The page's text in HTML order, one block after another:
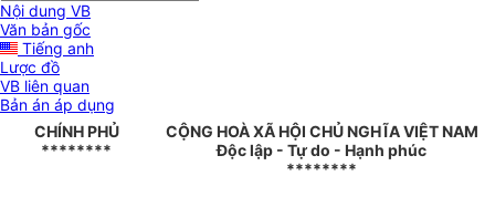
Nội dung VB
Văn bản gốc
Tiếng anh
Lược đồ
VB liên quan
Bản án áp dụng
CHÍNH PHỦ
********
CỘNG HOÀ XÃ HỘI CHỦ NGHĨA VIỆT NAM
Độc lập - Tự do - Hạnh phúc
********